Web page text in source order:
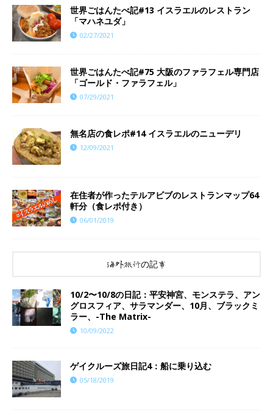
世界ごはんたべ記#13 イスラエルのレストラン
「マハネユダ」
02/27/2021
世界ごはんたべ記#75 大阪のファラフェル専門店
「ゴールド・ファラフェル」
07/29/2021
​​無名店の食レポ#14 イスラエルのニューデリ
12/09/2021
在住者が作ったテルアビブのレストランマップ64
軒分（食レポ付き）
06/01/2019
海外旅行の記事
10/2〜10/8の日記：平安神宮、モンステラ、アン
グロスフィア、サラマンダー、10月、ブラックミ
ラー、-The Matrix-
10/09/2022
ゲイクルーズ旅日記4：船に乗り込む
05/18/2019